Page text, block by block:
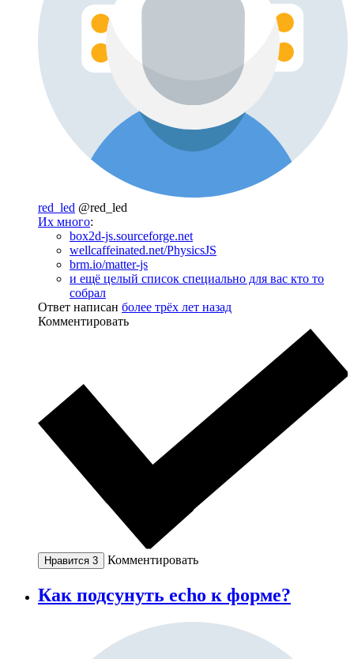
red_led @red_led
Их много:
box2d-js.sourceforge.net
wellcaffeinated.net/PhysicsJS
brm.io/matter-js
и ещё целый список специально для вас кто то
собрал
Ответ написан более трёх лет назад
Комментировать
Нравится 3 Комментировать
Как подсунуть echo к форме?